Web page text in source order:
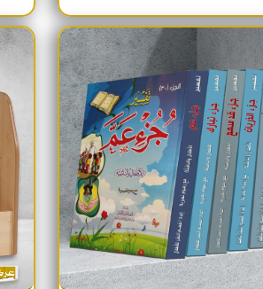
السعر الأصلي هو: 2,100EGP.السعر الحالي هو: 1,740EGP.